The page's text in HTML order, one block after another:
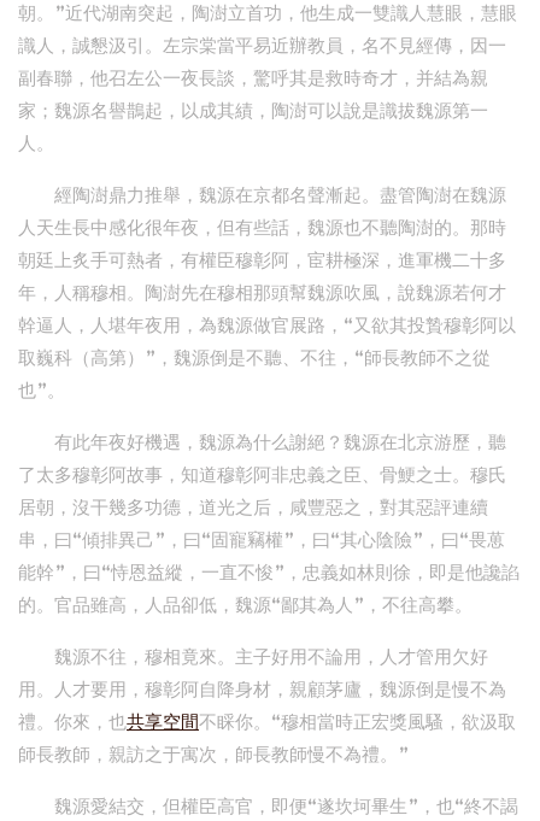
朝。”近代湖南突起，陶澍立首功，他生成一雙識人慧眼，慧眼
識人，誠懇汲引。左宗棠當平易近辦教員，名不見經傳，因一
副春聯，他召左公一夜長談，驚呼其是救時奇才，并結為親
家；魏源名譽鵲起，以成其績，陶澍可以說是識拔魏源第一
人。
經陶澍鼎力推舉，魏源在京都名聲漸起。盡管陶澍在魏源
人天生長中感化很年夜，但有些話，魏源也不聽陶澍的。那時
朝廷上炙手可熱者，有權臣穆彰阿，宦耕極深，進軍機二十多
年，人稱穆相。陶澍先在穆相那頭幫魏源吹風，說魏源若何才
幹逼人，人堪年夜用，為魏源做官展路，“又欲其投贄穆彰阿以
取巍科（高第）”，魏源倒是不聽、不往，“師長教師不之從
也”。
有此年夜好機遇，魏源為什么謝絕？魏源在北京游歷，聽
了太多穆彰阿故事，知道穆彰阿非忠義之臣、骨鯁之士。穆氏
居朝，沒干幾多功德，道光之后，咸豐惡之，對其惡評連續
串，曰“傾排異己”，曰“固寵竊權”，曰“其心陰險”，曰“畏葸
能幹”，曰“恃恩益縱，一直不悛”，忠義如林則徐，即是他讒諂
的。官品雖高，人品卻低，魏源“鄙其為人”，不往高攀。
魏源不往，穆相竟來。主子好用不論用，人才管用欠好
用。人才要用，穆彰阿自降身材，親顧茅廬，魏源倒是慢不為
禮。你來，也共享空間不睬你。“穆相當時正宏獎風騷，欲汲取
師長教師，親訪之于寓次，師長教師慢不為禮。”
魏源愛結交，但權臣高官，即便“遂坎坷畢生”，也“終不謁